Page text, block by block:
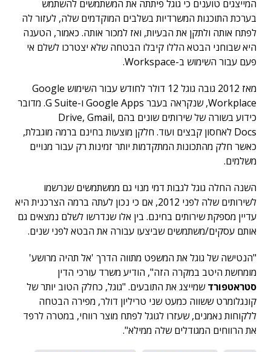
המייצגים טוענים כי גוגל פיתתה את המשתמשים להשתמש
בערכת התוכנות המשרדיות בשלבים המוקדמים שלה, לעזור לה
לפתח אותה ולתקן את הבעיות, ואז למכור אותה. כאמור, הטענה
היא שבוחני הבטא הללו קיבלו הבטחה שלא יצטרכו לשלם אי
פעם עבור השימוש ב-Workspace.
מאז 2012 גובה גוגל 12 דולר לחודש עבור השימוש Google
Workplace, שנקראה בעבר Google Apps ו-G Suite. מדובר
כידוע בשורה של שירותים שונים בהם Drive, Gmail,
Docs לאחסון קבצים ועוד. חלקן מוצעות בחינם ברמה מוגבלת,
כאשר חלק מהתכונות המתקדמות יותר זמינות רק עבור מנויים
משלמים.
השנה החלה גוגל לגבות דמי מנוי גם ממשתמשים שנרשמו
לשירותים שלה לפני 2012, אם כי נכון לעתה ברמה הצרכנית היא
עדיין מספקת שירותים בחינם. בין אלו שנדרשו לשלם נמצאים גם
אותם עסקים/משתמשים שביצעו עבורה את הבטא לפני שנים.
"הנטישה של גוגל את המשפט מתווה הדרך 'אל תהיה מרושע'
מומחשת היטב במקרה הזה", הודיע משרד עורכי הדין
סטראטפורדשמייצג את התובעים. "גוגל, כחלק הטוב יותר של
קונגלומרט ששווה כמעט שני טריליון דולר, מפירה הבטחה
ללקוחות נאמנים, שעזרו לגוגל לפתח מוצר רווחי, במטרה לרפד
את הרווחים המגודלים שלה ממילא".